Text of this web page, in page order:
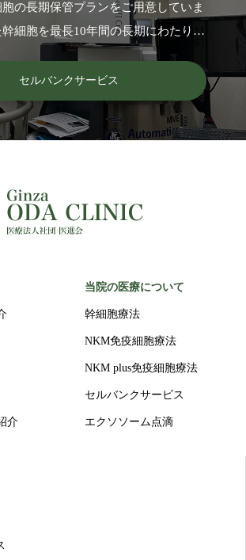
の長期保管プランをご用意していま
細胞を最長10年間の長期にわたり高
保管し、将来の治療（投与）に備えま
セルバンクサービス
介
当院の医療について
幹細胞療法
NKM免疫細胞療法
NKM plus免疫細胞療法
セルバンクサービス
エクソソーム点滴